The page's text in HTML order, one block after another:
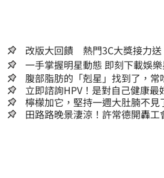
改版大回饋 熱門3C大獎接力送
一手掌握明星動態 即刻
腹部脂肪的「剋星」找到了，
囊，瘦出小蠻腰
立即諮詢HPV！是對自己健康
嫌晚！
檸檬加它，堅持一週大肚腩不見
田路路晚景淒涼！許常德開轟